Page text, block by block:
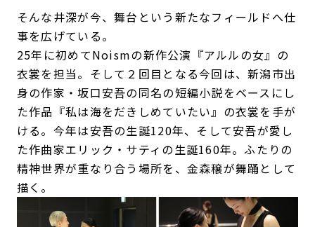
そんな井深が今、舞台という新たなフィールドへ仕
事を広げている。
25年に初めてNoismの新作公演『アルルの女』の
衣裳を担当。そして２回目となる今回は、新潟市出
身の作家・坂口安吾の同名の短編小説をベースにし
た作品『私は海をだきしめていたい』の衣裳を手が
ける。今年は安吾の生誕120年、そして安吾が愛し
た作曲家エリック・サティの生誕160年。ふたりの
精神世界が重なり合う場所を、金森穣が舞踊として
描く。